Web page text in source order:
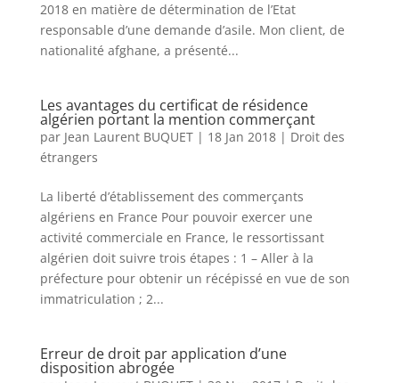
2018 en matière de détermination de l’Etat
responsable d’une demande d’asile. Mon client, de
nationalité afghane, a présenté...
Les avantages du certificat de résidence
algérien portant la mention commerçant
par Jean Laurent BUQUET| 18 Jan 2018| Droit des
étrangers
La liberté d’établissement des commerçants
algériens en France Pour pouvoir exercer une
activité commerciale en France, le ressortissant
algérien doit suivre trois étapes : 1 – Aller à la
préfecture pour obtenir un récépissé en vue de son
immatriculation ; 2...
Erreur de droit par application d’une
disposition abrogée